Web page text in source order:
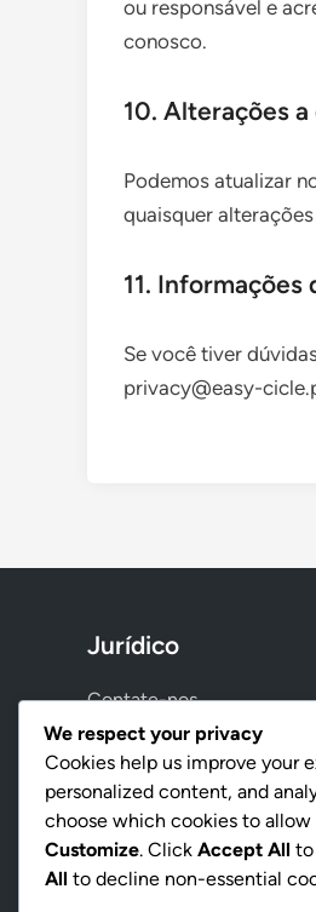
ou responsável e
conosco.
10. Alterações
Podemos atualizar
quaisquer
11. Informações
Se você tiver
privacy@easy-
Jurídico
Contate-nos
Sobre
Política de privacidade
Termos de serviço
Política de cookies
We respect your privacy
Cookies help us improve your
personalized content, and
choose which cookies to
Customize. Click Accept All to
All to decline non-essential